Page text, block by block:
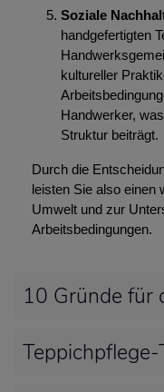
Soziale
handgefertigten
kultureller
Handwerker,
Struktur beiträgt.
Durch die
leisten Sie also einen
Umwelt und zur
Arbeitsbedingungen.
10 Gründe für